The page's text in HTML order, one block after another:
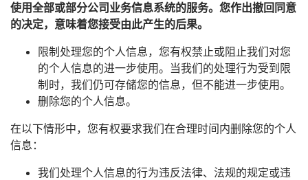
使用全部或部分公司业务信息系统的服务。您作出撤回同意
的决定，意味着您接受由此产生的后果。
限制处理您的个人信息，您有权禁止或阻止我们对您
的个人信息的进一步使用。当我们的处理行为受到限
制时，我们仍可存储您的信息，但不能进一步使用。
删除您的个人信息。
在以下情形中，您有权要求我们在合理时间内删除您的个人
信息：
我们处理个人信息的行为违反法律、法规的规定或违